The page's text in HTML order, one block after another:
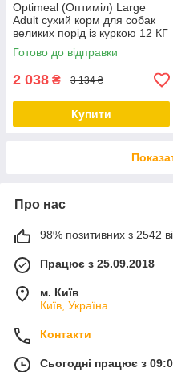
Optimeal (Оптиміл) Large
Adult сухий корм для собак
великих порід із куркою 12 КГ
Готово до відправки
2 038 ₴ 3 134 ₴
Купити
Про нас
98% позитивних з 2542
Працює з 25.09.2018
м. Київ
Київ, Україна
Контакти
Сьогодні працює з